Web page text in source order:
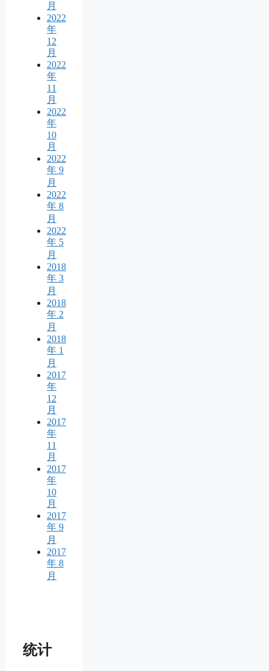
月
2022
年
12
月
2022
年
11
月
2022
年
10
月
2022
年 9
月
2022
年 8
月
2022
年 5
月
2018
年 3
月
2018
年 2
月
2018
年 1
月
2017
年
12
月
2017
年
11
月
2017
年
10
月
2017
年 9
月
2017
年 8
月
统计